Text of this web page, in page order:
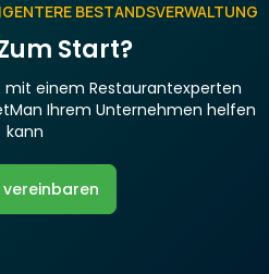
BESTANDSVERWALTUNG
Start?
einem Restaurantexperten
Ihrem Unternehmen helfen
kann
vereinbaren